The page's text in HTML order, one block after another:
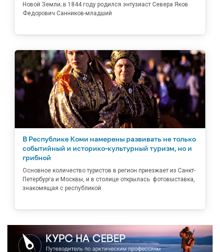
Новой Земли; в 1844 году родился энтузиаст Севера Яков
Федорович Санников-младший
В Республике Коми намерены развивать не только
событийный и историко-культурный туризм, но и
грибной
Основное количество туристов в регион приезжает из Санкт-
Петербурга и Москвы, и в столице открылась фотовыставка,
знакомящая с республикой